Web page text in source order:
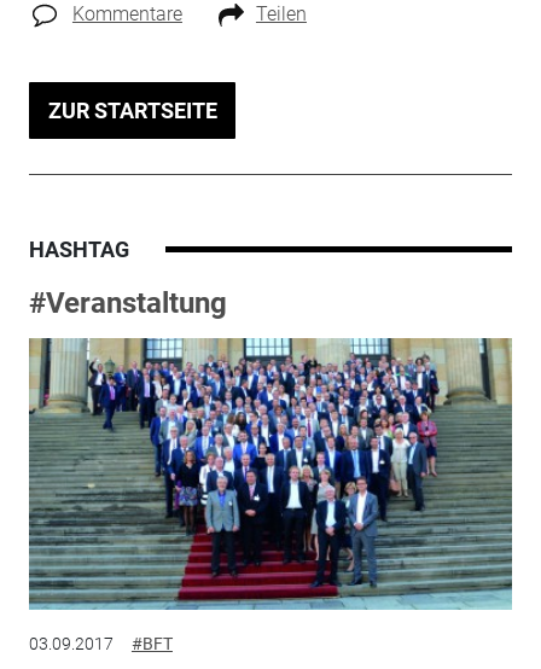
Kommentare Teilen
ZUR STARTSEITE
HASHTAG
#Veranstaltung
03.09.2017 #BFT